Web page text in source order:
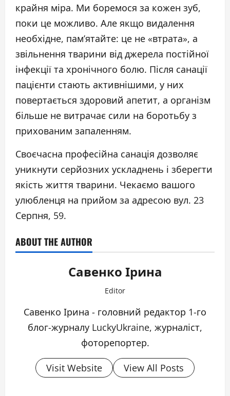
крайня міра. Ми боремося за кожен зуб,
поки це можливо. Але якщо видалення
необхідне, пам’ятайте: це не «втрата», а
звільнення тварини від джерела постійної
інфекції та хронічного болю. Після санації
пацієнти стають активнішими, у них
повертається здоровий апетит, а організм
більше не витрачає сили на боротьбу з
прихованим запаленням.
Своєчасна професійна санація дозволяє
уникнути серйозних ускладнень і зберегти
якість життя тварини. Чекаємо вашого
улюбленця на прийом за адресою вул. 23
Серпня, 59.
ABOUT THE AUTHOR
Савенко Ірина
Editor
Савенко Ірина - головний редактор 1-го
блог-журналу LuckyUkraine, журналіст,
фоторепортер.
Visit Website View All Posts